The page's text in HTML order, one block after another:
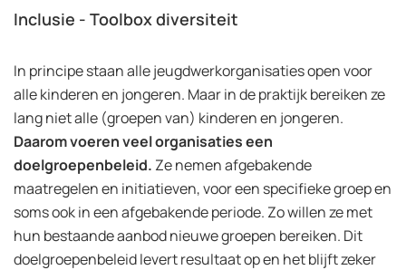
Inclusie - Toolbox diversiteit
In principe staan alle jeugdwerkorganisaties open voor
alle kinderen en jongeren. Maar in de praktijk bereiken ze
lang niet alle (groepen van) kinderen en jongeren.
Daarom voeren veel organisaties een
doelgroepenbeleid. Ze nemen afgebakende
maatregelen en initiatieven, voor een specifieke groep en
soms ook in een afgebakende periode. Zo willen ze met
hun bestaande aanbod nieuwe groepen bereiken. Dit
doelgroepenbeleid levert resultaat op en het blijft zeker